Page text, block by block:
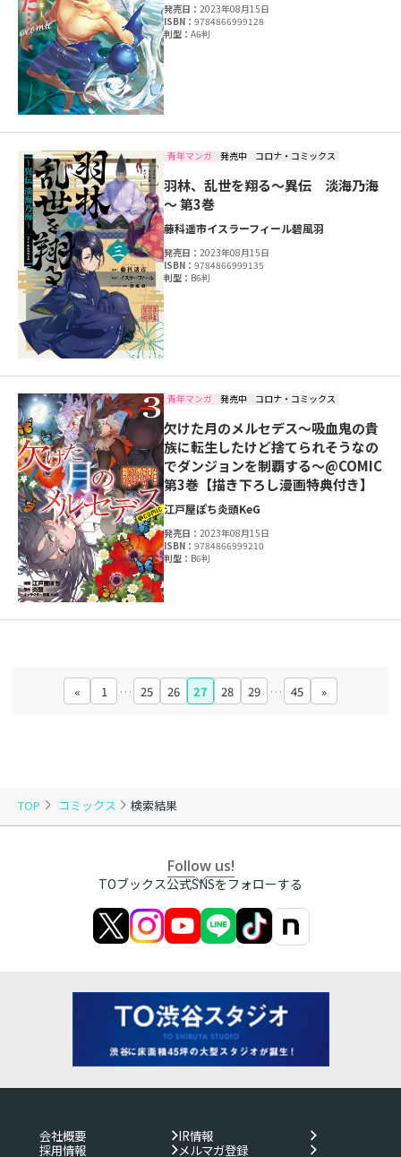
TOP コミックス 検索結果
発売日：2023年08月15日
ISBN：9784866999128
判型：A6判
青年マンガ 発売中 コロナ・コミックス
羽林、乱世を翔る～異伝 淡海乃海
～ 第3巻
藤科遥市イスラーフィール碧風羽
発売日：2023年08月15日
ISBN：9784866999135
判型： B6判
青年マンガ 発売中 コロナ・コミックス
欠けた月のメルセデス～吸血鬼の貴
族に転生したけど捨てられそうなの
でダンジョンを制覇する～@COMIC
第3巻【描き下ろし漫画特典付き】
江戸屋ぽち炎頭KeG
発売日：2023年08月15日
ISBN：9784866999210
判型： B6判
« 1 … 25 26 27 28 29 … 45 »
Follow us!
TOブックス公式SNSをフォローする
会社概要
IR情報
採用情報
メルマガ登録